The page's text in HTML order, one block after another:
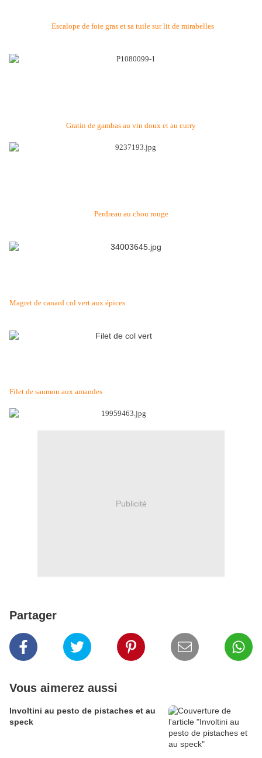
Escalope de foie gras et sa tuile sur lit de mirabelles
Gratin de gambas au vin doux et au curry
Perdreau au chou rouge
Magret de canard col vert aux épices
Filet de saumon aux amandes
Publicité
Partager
Vous aimerez aussi
Involtini au pesto de pistaches et au
speck